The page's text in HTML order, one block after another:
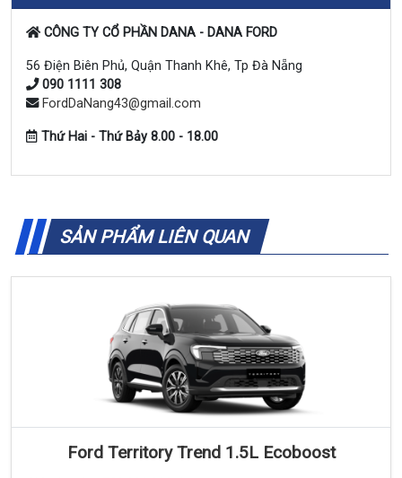
CÔNG TY CỔ PHẦN DANA - DANA FORD
56 Điện Biên Phủ, Quận Thanh Khê, Tp Đà Nẵng
090 1111 308
FordDaNang43@gmail.com
Thứ Hai - Thứ Bảy 8.00 - 18.00
SẢN PHẨM LIÊN QUAN
Ford Territory Trend 1.5L Ecoboost